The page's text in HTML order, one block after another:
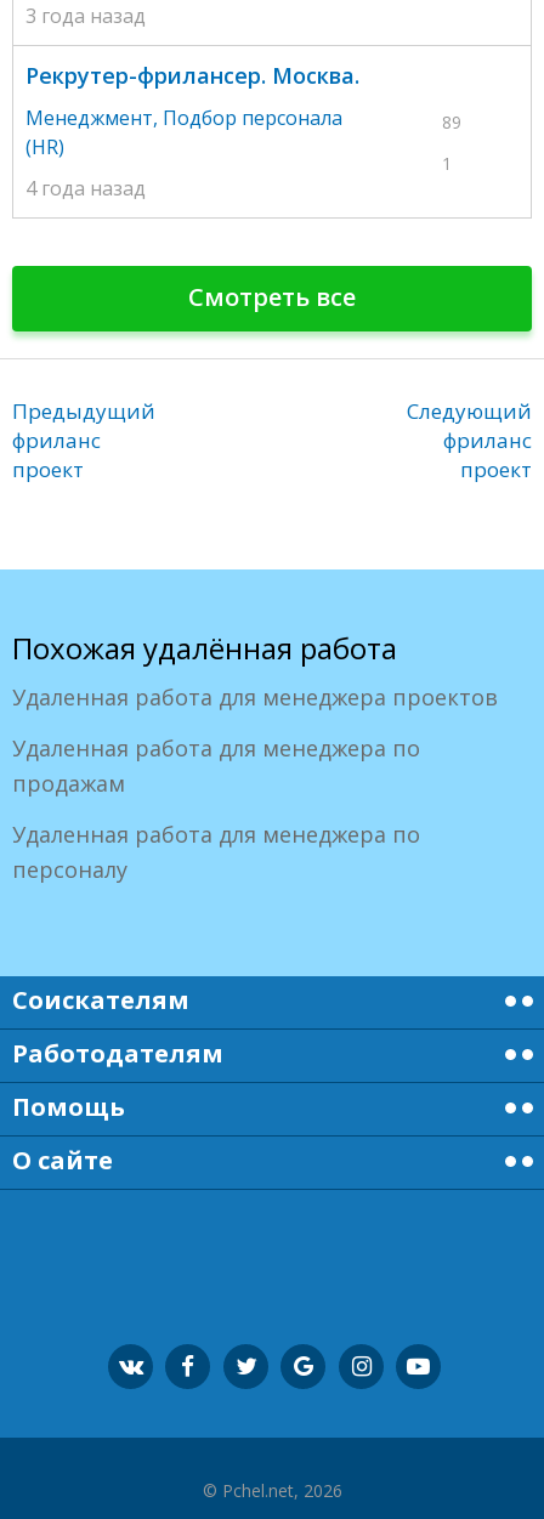
3 года назад
89
1
Рекрутер-фрилансер. Москва.
Менеджмент, Подбор персонала
(HR)
4 года назад
Смотреть все
Предыдущий
фриланс
проект
Следующий
фриланс
проект
Похожая удалённая работа
Удаленная работа для менеджера проектов
Удаленная работа для менеджера по
продажам
Удаленная работа для менеджера по
персоналу
Соискателям
Работодателям
Помощь
О сайте
© Pchel.net, 2026